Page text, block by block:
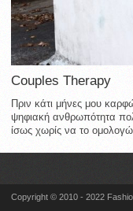
Couples Therapy
Πριν κάτι μήνες μου
ψηφιακή ανθρωπότητα
ίσως χωρίς να το
Copyright © 2010 - 2022